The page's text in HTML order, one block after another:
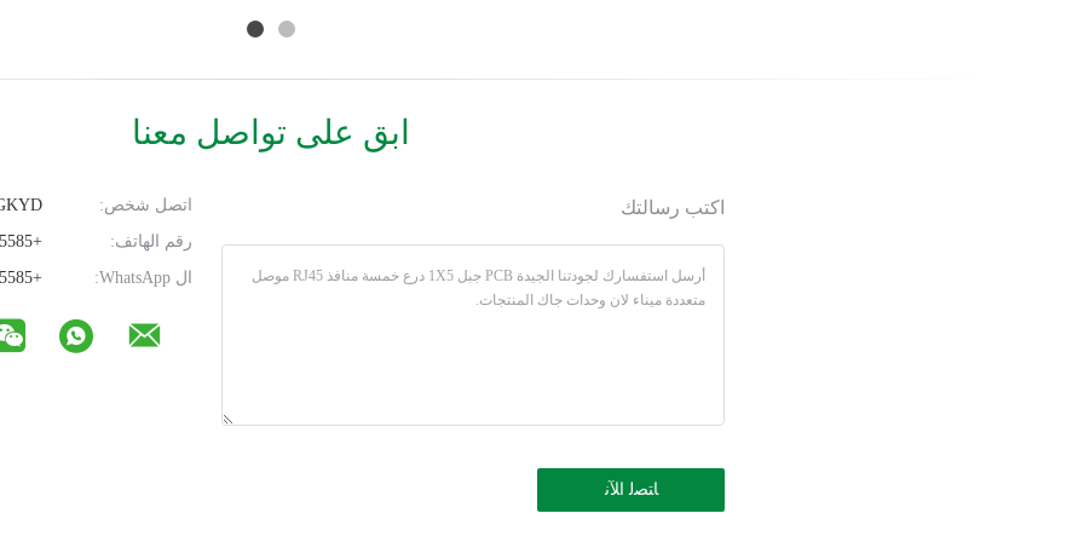
ابق على تواصل معنا
اتصل شخص:
رقم الهاتف:
+8618925835585
ال WhatsApp:
+8618925835585
اكتب رسالتك